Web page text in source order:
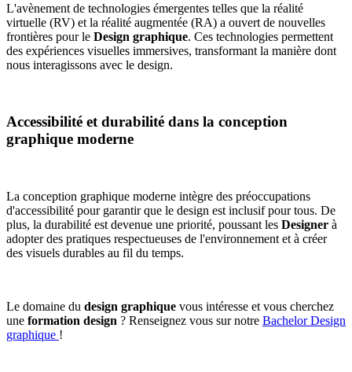
L'avènement de technologies émergentes telles que la réalité
virtuelle (RV) et la réalité augmentée (RA) a ouvert de nouvelles
frontières pour le Design graphique. Ces technologies permettent
des expériences visuelles immersives, transformant la manière dont
nous interagissons avec le design.
Accessibilité et durabilité dans la conception
graphique moderne
La conception graphique moderne intègre des préoccupations
d'accessibilité pour garantir que le design est inclusif pour tous. De
plus, la durabilité est devenue une priorité, poussant les Designer à
adopter des pratiques respectueuses de l'environnement et à créer
des visuels durables au fil du temps.
Le domaine du design graphique vous intéresse et vous cherchez
une formation design ? Renseignez vous sur notre Bachelor Design
graphique !